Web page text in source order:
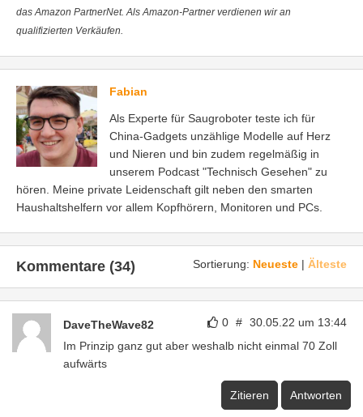
das Amazon PartnerNet. Als Amazon-Partner verdienen wir an
qualifizierten Verkäufen.
Fabian
Als Experte für Saugroboter teste ich für
China-Gadgets unzählige Modelle auf Herz
und Nieren und bin zudem regelmäßig in
unserem Podcast "Technisch Gesehen" zu
hören. Meine private Leidenschaft gilt neben den smarten
Haushaltshelfern vor allem Kopfhörern, Monitoren und PCs.
Sortierung: Neueste | Älteste
Kommentare (34)
0 # 30.05.22 um 13:44
DaveTheWave82
Im Prinzip ganz gut aber weshalb nicht einmal 70 Zoll
aufwärts
Zitieren Antworten